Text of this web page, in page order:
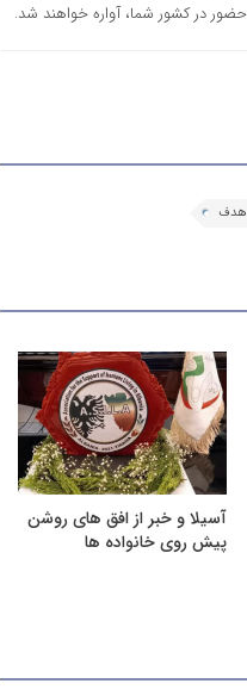
در کشور شما، آواره خواهند شد.
هدف
آسیلا و خبر از افق های روشن
پیش روی خانواده ها